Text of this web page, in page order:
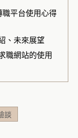
平台使用心得
、未來展望
職網站的使用
談